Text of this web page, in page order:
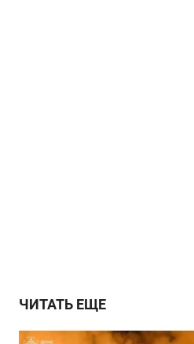
ЧИТАТЬ ЕЩЕ